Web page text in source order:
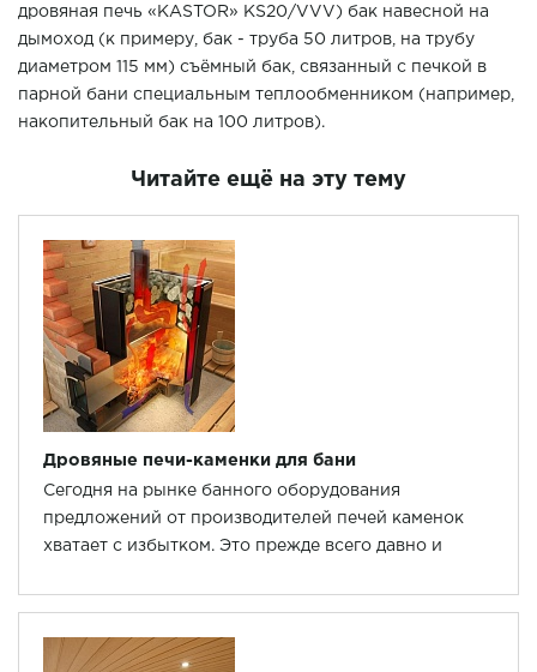
дровяная печь «KASTOR» KS20/VVV) бак навесной на
дымоход (к примеру, бак - труба 50 литров, на трубу
диаметром 115 мм) съёмный бак, связанный с печкой в
парной бани специальным теплообменником (например,
накопительный бак на 100 литров).
Читайте ещё на эту тему
Дровяные печи-каменки для бани
Сегодня на рынке банного оборудования
предложений от производителей печей каменок
хватает с избытком. Это прежде всего давно и